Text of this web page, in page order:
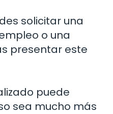
solicitar una
o una
presentar este
puede
sea mucho más